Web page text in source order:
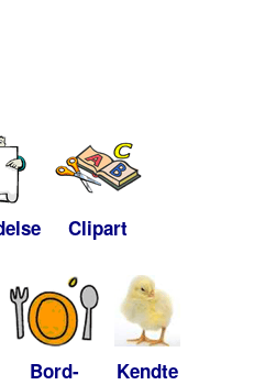
Clipart
Bord-
Kendte